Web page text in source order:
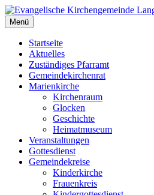
Zum
Inhalt
springen
Evangelische Kirchengemeinde Langeln
Evangelische Kirchengemeinde Langeln
Menü
Startseite
Aktuelles
Zuständiges Pfarramt
Gemeindekirchenrat
Marienkirche
Kirchenraum
Glocken
Geschichte
Heimatmuseum
Veranstaltungen
Gottesdienst
Gemeindekreise
Kinderkirche
Frauenkreis